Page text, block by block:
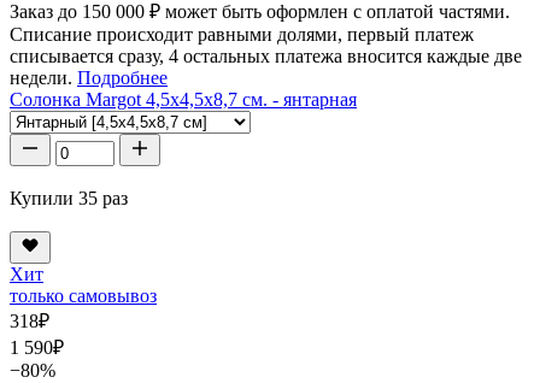
Заказ до 150 000 ₽ может быть оформлен с оплатой частями.
Списание происходит равными долями, первый платеж
списывается сразу, 4 остальных платежа вносится каждые две
недели. Подробнее
Солонка Margot 4,5x4,5x8,7 см. - янтарная
Купили 35 раз
Хит
только самовывоз
318₽
1 590₽
−80%